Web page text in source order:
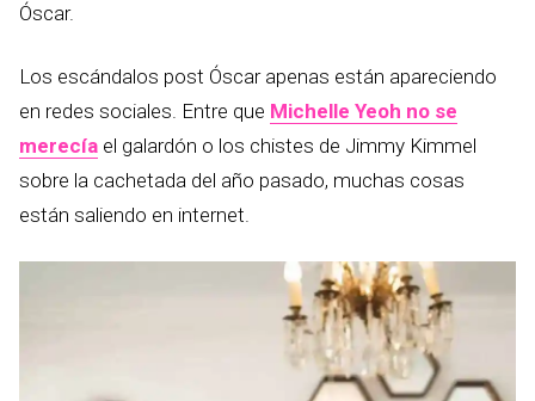
Óscar.
Los escándalos post Óscar apenas están apareciendo
en redes sociales. Entre que Michelle Yeoh no se
merecía el galardón o los chistes de Jimmy Kimmel
sobre la cachetada del año pasado, muchas cosas
están saliendo en internet.